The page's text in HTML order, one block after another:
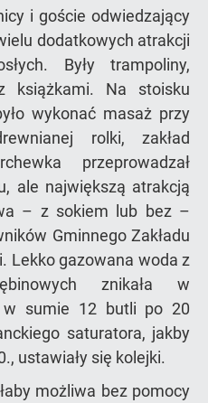
i goście odwiedzający
dodatkowych atrakcji
Były trampoliny,
książkami. Na stoisku
wykonać masaż przy
rolki, zakład
przeprowadzał
ale największą atrakcją
– z sokiem lub bez –
Gminnego Zakładu
Lekko gazowana woda z
znikała w
w sumie 12 butli po 20
saturatora, jakby
ustawiały się kolejki.
możliwa bez pomocy